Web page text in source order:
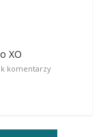
XO
komentarzy